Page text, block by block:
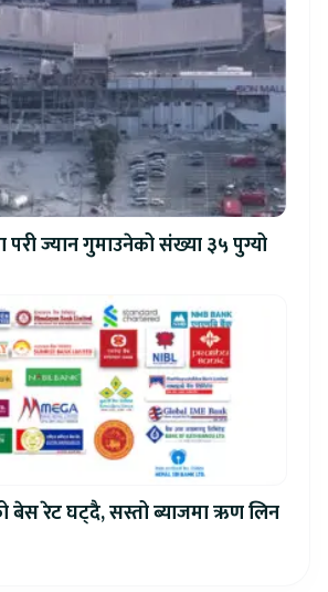
परी ज्यान गुमाउनेको संख्या ३५ पुग्यो
बेस रेट घट्दै, सस्तो ब्याजमा ऋण लिन